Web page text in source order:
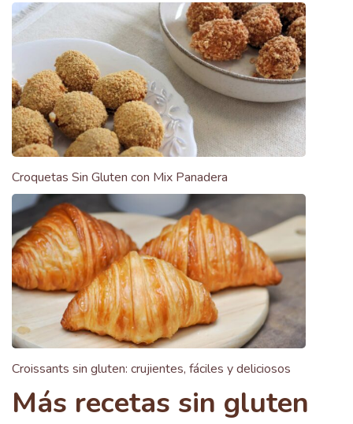
Croquetas Sin Gluten con Mix Panadera
Croissants sin gluten: crujientes, fáciles y deliciosos
Más recetas sin gluten